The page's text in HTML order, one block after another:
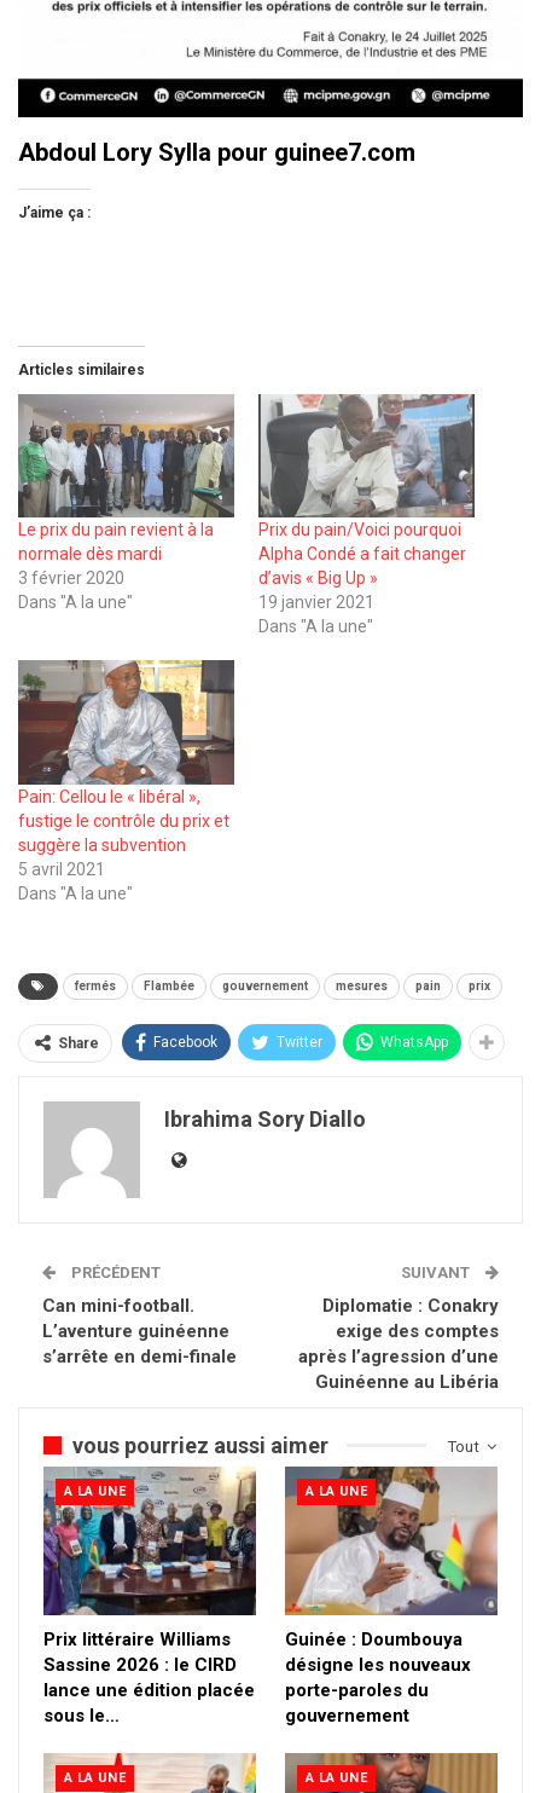
Abdoul Lory Sylla pour guinee7.com
J’aime ça :
Articles similaires
Le prix du pain revient à la
normale dès mardi
3 février 2020
Dans "A la une"
Prix du pain/Voici pourquoi
Alpha Condé a fait changer
d’avis « Big Up »
19 janvier 2021
Dans "A la une"
Pain: Cellou le « libéral »,
fustige le contrôle du prix et
suggère la subvention
5 avril 2021
Dans "A la une"
fermés Flambée gouvernement mesures pain prix
Share Facebook Twitter WhatsApp
Ibrahima Sory Diallo
PRÉCÉDENT
Can mini-football.
L’aventure guinéenne
s’arrête en demi-finale
SUIVANT
Diplomatie : Conakry
exige des comptes
après l’agression d’une
Guinéenne au Libéria
Tout
vous pourriez aussi aimer
A LA UNE
Prix littéraire Williams
Sassine 2026 : le CIRD
lance une édition placée
sous le…
A LA UNE
Guinée : Doumbouya
désigne les nouveaux
porte-paroles du
gouvernement
A LA UNE A LA UNE